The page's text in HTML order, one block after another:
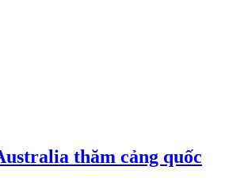
thăm cảng quốc